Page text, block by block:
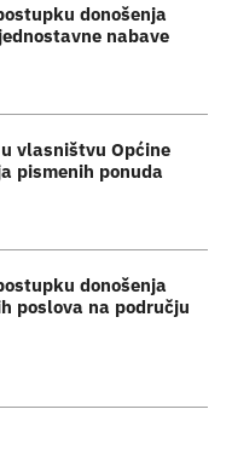
donošenja
nabave
vlasništvu Općine
pismenih ponuda
donošenja
poslova na području